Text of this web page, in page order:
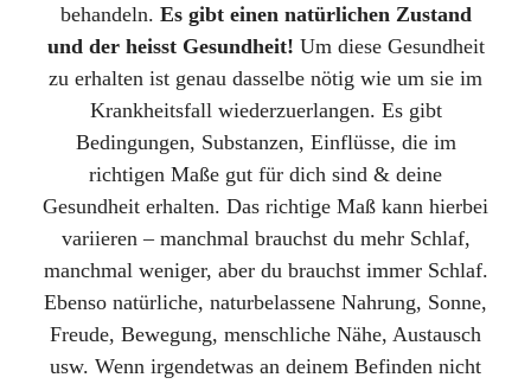
behandeln. Es gibt einen natürlichen Zustand
und der heisst Gesundheit! Um diese Gesundheit
zu erhalten ist genau dasselbe nötig wie um sie im
Krankheitsfall wiederzuerlangen. Es gibt
Bedingungen, Substanzen, Einflüsse, die im
richtigen Maße gut für dich sind & deine
Gesundheit erhalten. Das richtige Maß kann hierbei
variieren – manchmal brauchst du mehr Schlaf,
manchmal weniger, aber du brauchst immer Schlaf.
Ebenso natürliche, naturbelassene Nahrung, Sonne,
Freude, Bewegung, menschliche Nähe, Austausch
usw. Wenn irgendetwas an deinem Befinden nicht